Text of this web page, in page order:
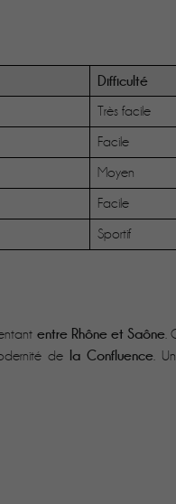
Difficulté
Très facile
Facile
Moyen
Facile
Sportif
entre Rhône et Saône.
de
la Confluence.